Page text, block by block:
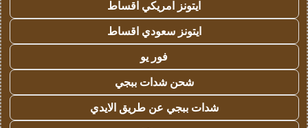
ايتونز امريكي اقساط
ايتونز سعودي اقساط
فور يو
شحن شدات ببجي
شدات ببجي عن طريق الايدي